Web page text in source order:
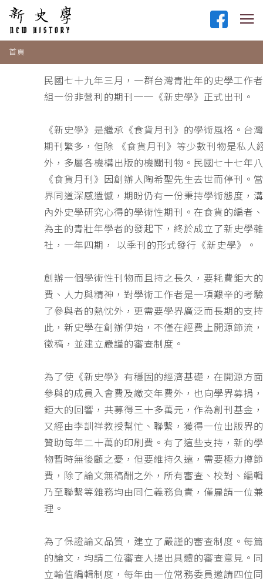
首頁
民國七十九年三月，一群台灣青壯年的史學工作
組一份非營利的期刊──《新史學》正式出刊。
《新史學》是繼承《食貨月刊》的學術風格。台
期刊繁多，但除 《食貨月刊》等少數刊物是私人
外，多屬各機構出版的機關刊物。民國七十七年
《食貨月刊》因創辦人陶希聖先生去世而停刊。
界同道深感遺憾，期盼仍有一份秉持學術態度，
內外史學研究心得的學術性期刊。在食貨的編者
為主的青壯年學者的發起下，終於成立了新史學
社，一年四期， 以季刊的形式發行《新史學》。
創辦一個學術性刊物而且持之長久，要耗費鉅大
費、人力與精神，對學術工作者是一項艱辛的考
了參與者的熱忱外，更需要學界廣泛而長期的支
此，新史學在創辦伊始，不僅在經費上開源節流
徵稿，並建立嚴謹的審查制度。
為了使《新史學》有穩固的經濟基礎，在開源方
參與的成員入會費及繳交年費外，也向學界募捐
鉅大的回響，共募得三十多萬元，作為創刊基金
又經由李訓祥教授幫忙、聯繫，獲得一位出版界
贊助每年二十萬的印刷費。有了這些支持，新的
物暫時無後顧之憂，但要維持久遠，需要極力撙
費，除了論文無稿酬之外，所有審查、校對、編
乃至聯繫等雜務均由同仁義務負責，僅雇請一位
理。
為了保證論文品質，建立了嚴謹的審查制度。每
的論文，均請二位審查人提出具體的審查意見。
立輪值編輯制度，每年由一位常務委員邀請四位